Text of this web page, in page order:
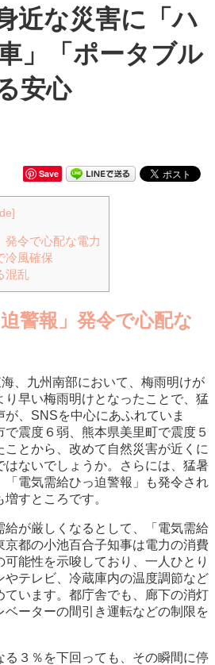
な災害に「ハ
」「ポータブル
安心
Save
]
発令で心配な電力
冷風確保
混乱
警報」発令で心配な
、九州南部において、梅雨明けが
早い梅雨明けとなったことで、猛
、SNSを中心にあふれていま
震度６弱、熊本県美里町で震度５
とから、改めて自然災害が近くに
はないでしょうか。さらには、猛暑
「電気需給ひっ迫警報」も発令され
すところです。
給が厳しくなるとして、「電気需給
京都の小池百合子知事は電力の消費
能性を示唆しており、一人ひとり
やテレビ、冷蔵庫内の温度調節など
ています。都庁舎でも、廊下の消灯
ーターの間引き運転などの制限を
る３％を下回っても、その瞬間に停